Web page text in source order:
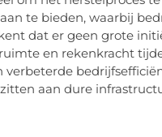
te bieden, waarbij
dat er geen grote
en rekenkracht
verbeterde
aan dure